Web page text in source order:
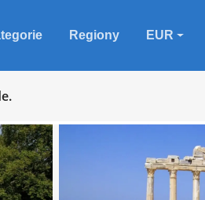
Regiony EUR